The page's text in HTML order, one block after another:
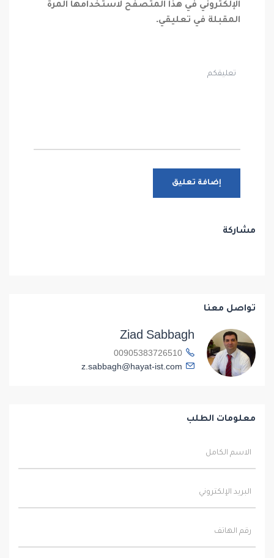
الإلكتروني في هذا المتصفح لاستخدامها المرة
المقبلة في تعليقي.
مشاركة
تواصل معنا
Ziad Sabbagh
z.sabbagh@hayat-ist.com
معلومات الطلب